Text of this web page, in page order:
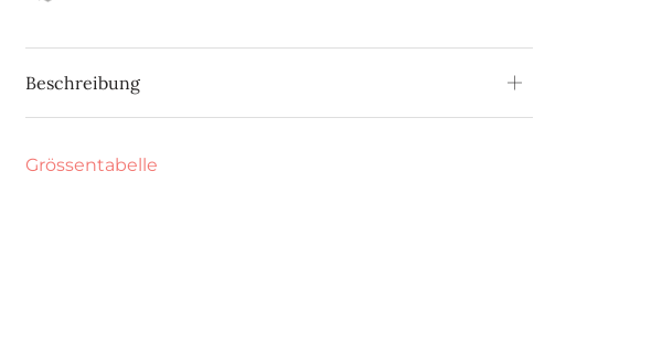
Beschreibung
Grössentabelle